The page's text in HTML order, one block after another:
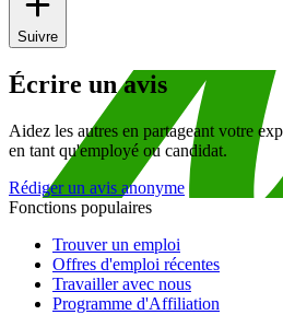
Suivre
Écrire un avis
Aidez les autres en partageant votre
en tant qu'employé ou candidat.
Rédiger un avis anonyme
Fonctions populaires
Trouver un emploi
Offres d'emploi récentes
Travailler avec nous
Programme d'Affiliation